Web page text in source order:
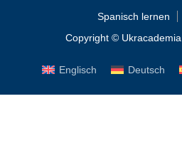
Spanisch lernen
Copyright ©
Englisch Deutsch